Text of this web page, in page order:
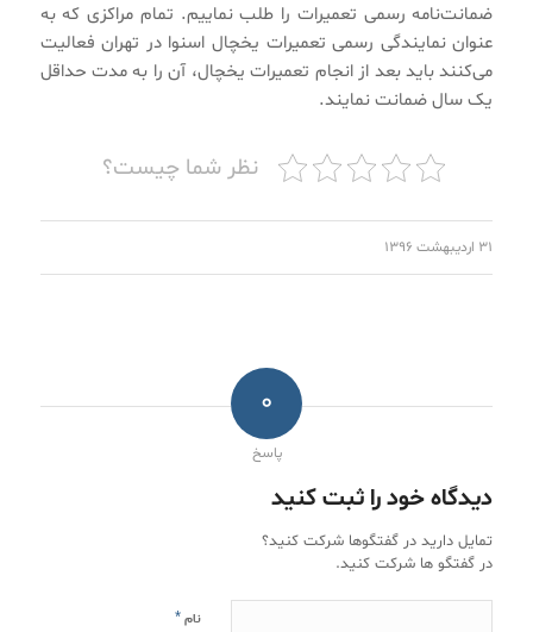
ضمانت‌نامه رسمی تعمیرات را طلب نماییم. تمام مراکزی که به
عنوان نمایندگی رسمی تعمیرات یخچال اسنوا در تهران فعالیت
می‌کنند باید بعد از انجام تعمیرات یخچال، آن را به مدت حداقل
یک سال ضمانت نمایند.
نظر شما چیست؟
۳۱ اردیبهشت ۱۳۹۶
0
پاسخ
دیدگاه خود را ثبت کنید
تمایل دارید در گفتگوها شرکت کنید؟
در گفتگو ها شرکت کنید.
نام *